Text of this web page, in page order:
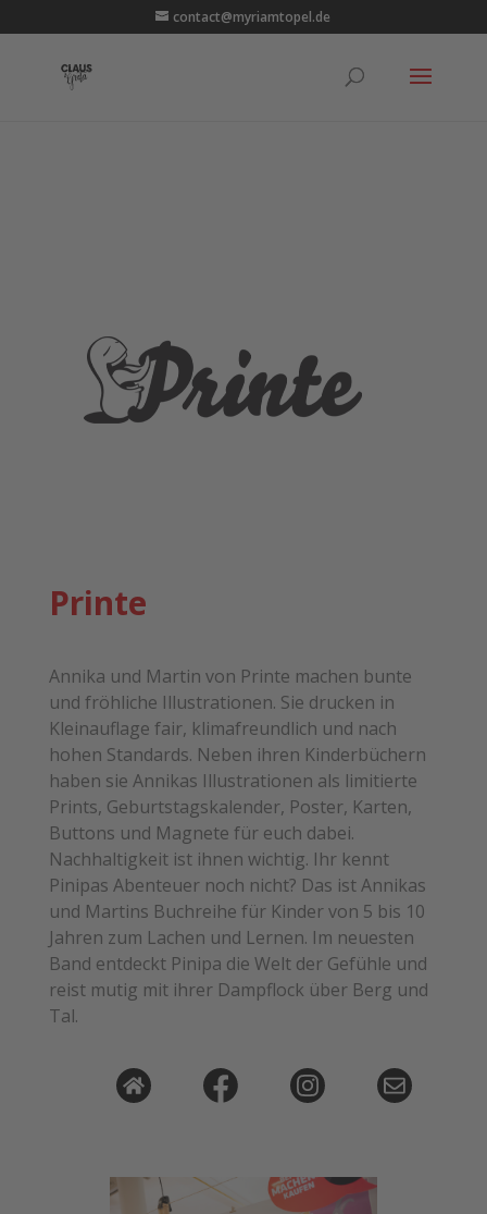
contact@myriamtopel.de
Printe
Annika und Martin von Printe machen bunte
und fröhliche Illustrationen. Sie drucken in
Kleinauflage fair, klimafreundlich und nach
hohen Standards. Neben ihren Kinderbüchern
haben sie Annikas Illustrationen als limitierte
Prints, Geburtstagskalender, Poster, Karten,
Buttons und Magnete für euch dabei.
Nachhaltigkeit ist ihnen wichtig. Ihr kennt
Pinipas Abenteuer noch nicht? Das ist Annikas
und Martins Buchreihe für Kinder von 5 bis 10
Jahren zum Lachen und Lernen. Im neuesten
Band entdeckt Pinipa die Welt der Gefühle und
reist mutig mit ihrer Dampflock über Berg und
Tal.